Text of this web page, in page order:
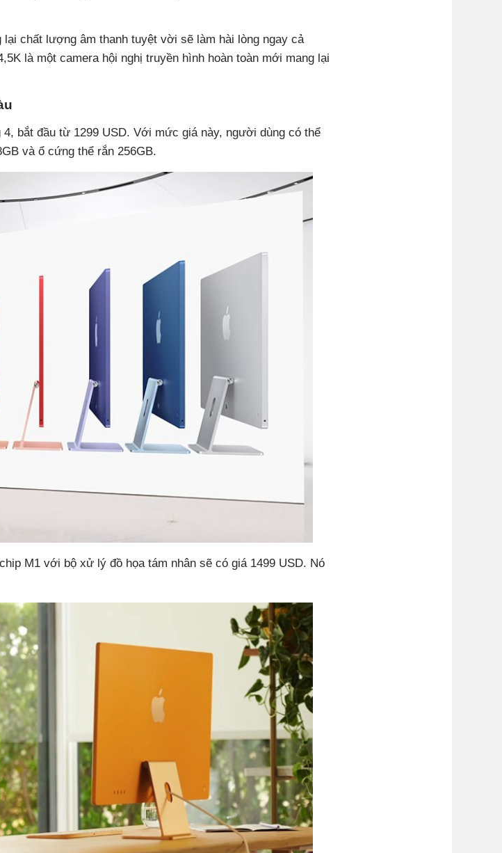
chất lượng âm thanh tuyệt vời sẽ làm hài lòng ngay cả
là một camera hội nghị truyền hình hoàn toàn mới mang lại
bắt đầu từ 1299 USD. Với mức giá này, người dùng có thể
và ổ cứng thể rắn 256GB.
M1 với bộ xử lý đồ họa tám nhân sẽ có giá 1499 USD. Nó